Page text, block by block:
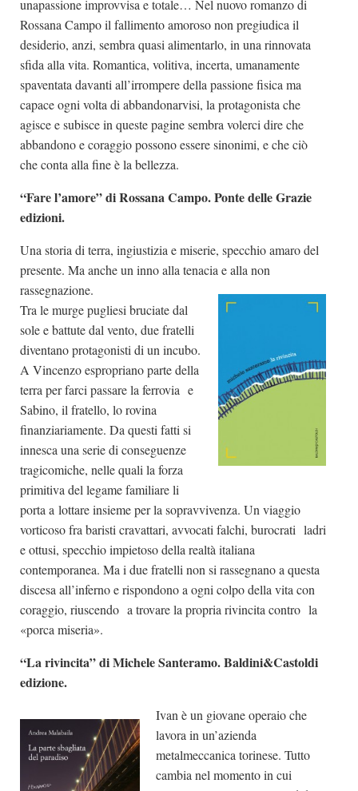
unapassione improvvisa e totale… Nel nuovo romanzo di
Rossana Campo il fallimento amoroso non pregiudica il
desiderio, anzi, sembra quasi alimentarlo, in una rinnovata
sfida alla vita. Romantica, volitiva, incerta, umanamente
spaventata davanti all’irrompere della passione fisica ma
capace ogni volta di abbandonarvisi, la protagonista che
agisce e subisce in queste pagine sembra volerci dire che
abbandono e coraggio possono essere sinonimi, e che ciò
che conta alla fine è la bellezza.
“Fare l’amore” di Rossana Campo. Ponte delle Grazie
edizioni.
Una storia di terra, ingiustizia e miserie, specchio amaro del
presente. Ma anche un inno alla tenacia e alla non
rassegnazione.
Tra le murge pugliesi bruciate dal
sole e battute dal vento, due fratelli
diventano protagonisti di un incubo.
A Vincenzo espropriano parte della
terra per farci passare la ferrovia e
Sabino, il fratello, lo rovina
finanziariamente. Da questi fatti si
innesca una serie di conseguenze
tragicomiche, nelle quali la forza
primitiva del legame familiare li
porta a lottare insieme per la sopravvivenza. Un viaggio
vorticoso fra baristi cravattari, avvocati falchi, burocrati ladri
e ottusi, specchio impietoso della realtà italiana
contemporanea. Ma i due fratelli non si rassegnano a questa
discesa all’inferno e rispondono a ogni colpo della vita con
coraggio, riuscendo a trovare la propria rivincita contro la
«porca miseria».
“La rivincita” di Michele Santeramo. Baldini&Castoldi
edizione.
Ivan è un giovane operaio che
lavora in un’azienda
metalmeccanica torinese. Tutto
cambia nel momento in cui